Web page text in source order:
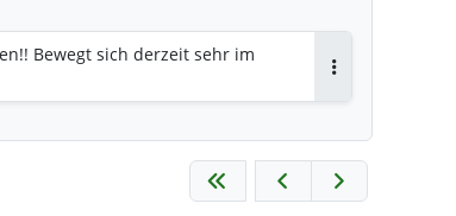
Bewegt sich derzeit sehr im